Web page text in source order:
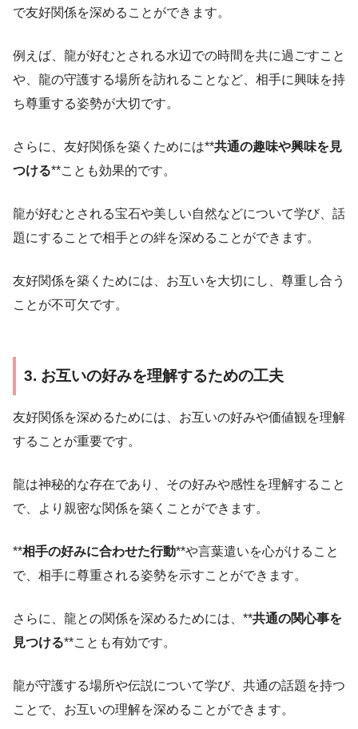
で友好関係を深めることができます。
例えば、龍が好むとされる水辺での時間を共に過ごすこと
や、龍の守護する場所を訪れることなど、相手に興味を持
ち尊重する姿勢が大切です。
さらに、友好関係を築くためには**共通の趣味や興味を見
つける**ことも効果的です。
龍が好むとされる宝石や美しい自然などについて学び、話
題にすることで相手との絆を深めることができます。
友好関係を築くためには、お互いを大切にし、尊重し合う
ことが不可欠です。
3. お互いの好みを理解するための工夫
友好関係を深めるためには、お互いの好みや価値観を理解
することが重要です。
龍は神秘的な存在であり、その好みや感性を理解すること
で、より親密な関係を築くことができます。
**相手の好みに合わせた行動**や言葉遣いを心がけること
で、相手に尊重される姿勢を示すことができます。
さらに、龍との関係を深めるためには、**共通の関心事を
見つける**ことも有効です。
龍が守護する場所や伝説について学び、共通の話題を持つ
ことで、お互いの理解を深めることができます。